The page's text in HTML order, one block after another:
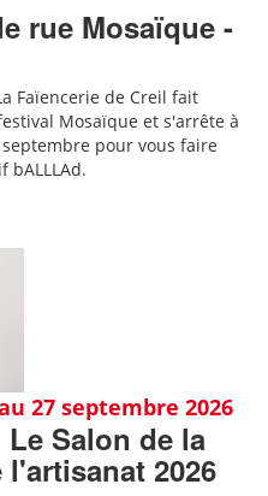
rue Mosaïque -
Faïencerie de Creil fait
Mosaïque et s'arrête à
pour vous faire
bALLLAd.
27 septembre 2026
Salon de la
2026